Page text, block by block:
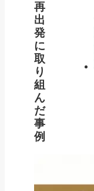
再
出
発
に
取
り
組
ん
だ
事
例